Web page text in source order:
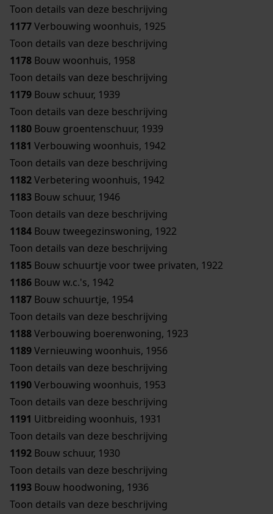
Toon details van deze beschrijving
1177Verbouwing woonhuis, 1925
Toon details van deze beschrijving
1178 Bouw woonhuis, 1958
Toon details van deze beschrijving
1179 Bouw schuur, 1939
Toon details van deze beschrijving
1180 Bouw groentenschuur, 1939
1181 Verbouwing woonhuis, 1942
Toon details van deze beschrijving
1182Verbetering woonhuis, 1942
1183 Bouw schuur, 1946
Toon details van deze beschrijving
1184 Bouw tweegezinswoning, 1922
Toon details van deze beschrijving
1185 Bouw schuurtje voor twee privaten, 1922
1186 Bouw w.c.'s, 1942
1187 Bouw schuurtje, 1954
Toon details van deze beschrijving
1188Verbouwing boerenwoning, 1923
1189Vernieuwing woonhuis, 1956
Toon details van deze beschrijving
1190Verbouwing woonhuis, 1953
Toon details van deze beschrijving
1191 Uitbreiding woonhuis, 1931
Toon details van deze beschrijving
1192 Bouw schuur, 1930
Toon details van deze beschrijving
1193 Bouw hoodwoning, 1936
Toon details van deze beschrijving